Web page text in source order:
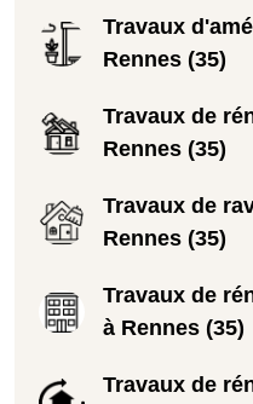
Travaux
Rennes (35)
Travaux de
Rennes (35)
Travaux de
Rennes (35)
Travaux de
à Rennes (35)
Travaux de